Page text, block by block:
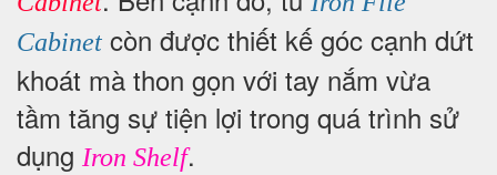
Cabinet còn được thiết kế góc cạnh dứt
khoát mà thon gọn với tay nắm vừa
tầm tăng sự tiện lợi trong quá trình sử
dụng Iron Shelf.